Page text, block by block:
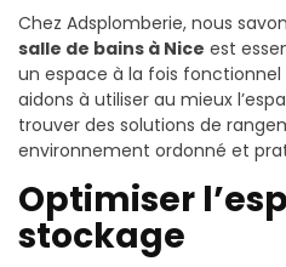
Chez Adsplomberie, nous
salle de bains à Nice est
un espace à la fois fonctionnel
aidons à utiliser au mieux
trouver des solutions de
environnement ordonné et
Optimiser
stockage